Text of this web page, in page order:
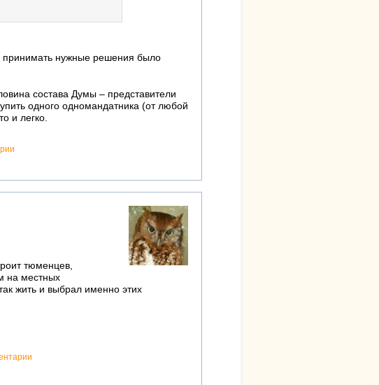
принимать нужные решения было
состава Думы – представители
одного одномандатника (от любой
и легко.
тюменцев,
на местных
жить и выбрал именно этих